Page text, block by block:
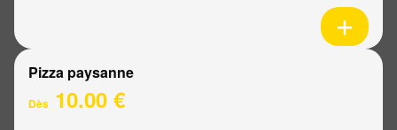
Pizza paysanne
Dès 10.00 €